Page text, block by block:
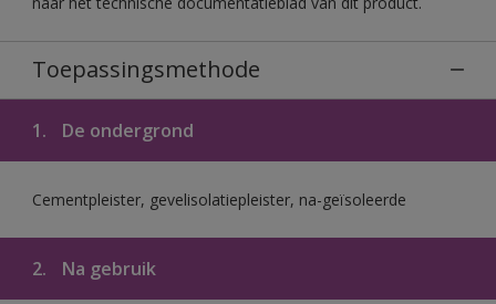
Toepassingsmethode
1. De ondergrond
Cementpleister, gevelisolatiepleister, na-geïsoleerde
2. Na gebruik